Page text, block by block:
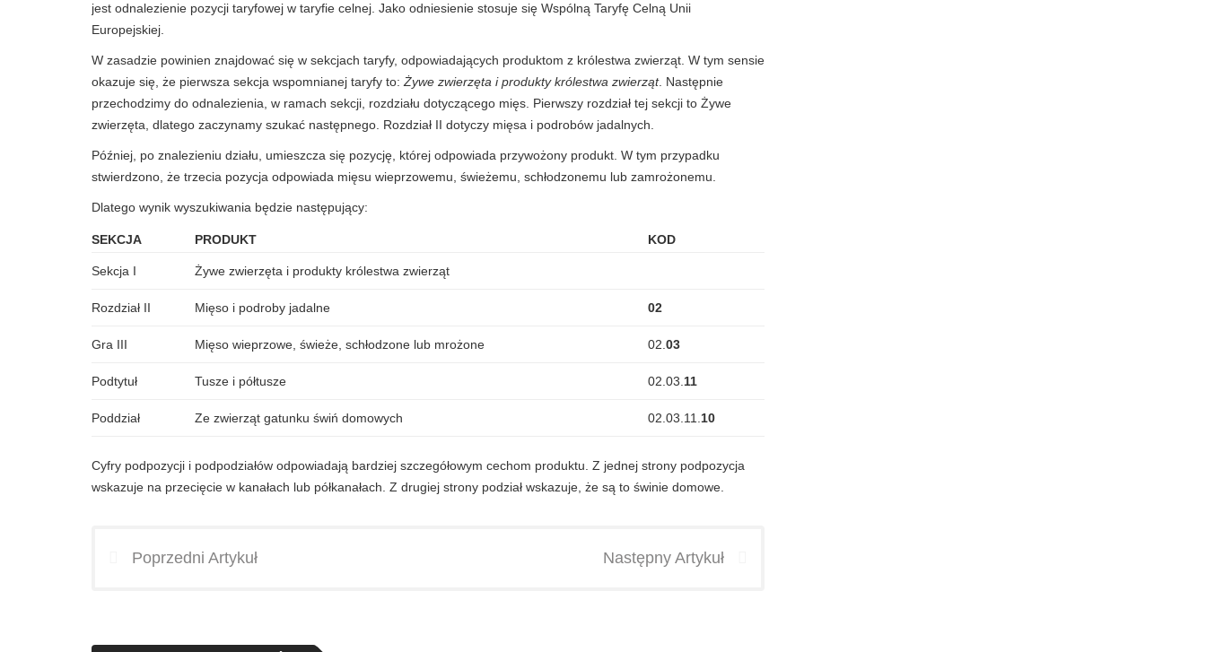
jest odnalezienie pozycji taryfowej w taryfie celnej. Jako odniesienie stosuje się Wspólną Taryfę Celną Unii
Europejskiej.
W zasadzie powinien znajdować się w sekcjach taryfy, odpowiadających produktom z królestwa zwierząt. W tym sensie
okazuje się, że pierwsza sekcja wspomnianej taryfy to: Żywe zwierzęta i produkty królestwa zwierząt. Następnie
przechodzimy do odnalezienia, w ramach sekcji, rozdziału dotyczącego mięs. Pierwszy rozdział tej sekcji to Żywe
zwierzęta, dlatego zaczynamy szukać następnego. Rozdział II dotyczy mięsa i podrobów jadalnych.
Później, po znalezieniu działu, umieszcza się pozycję, której odpowiada przywożony produkt. W tym przypadku
stwierdzono, że trzecia pozycja odpowiada mięsu wieprzowemu, świeżemu, schłodzonemu lub zamrożonemu.
Dlatego wynik wyszukiwania będzie następujący:
SEKCJA PRODUKT KOD
Sekcja I Żywe zwierzęta i produkty królestwa zwierząt
Rozdział II Mięso i podroby jadalne 02
Gra III Mięso wieprzowe, świeże, schłodzone lub mrożone 02. 03
Podtytuł Tusze i półtusze 02.03. 11
Poddział Ze zwierząt gatunku świń domowych 02.03.11. 10
Cyfry podpozycji i podpodziałów odpowiadają bardziej szczegółowym cechom produktu. Z jednej strony podpozycja
wskazuje na przecięcie w kanałach lub półkanałach. Z drugiej strony podział wskazuje, że są to świnie domowe.
Poprzedni Artykuł Następny Artykuł